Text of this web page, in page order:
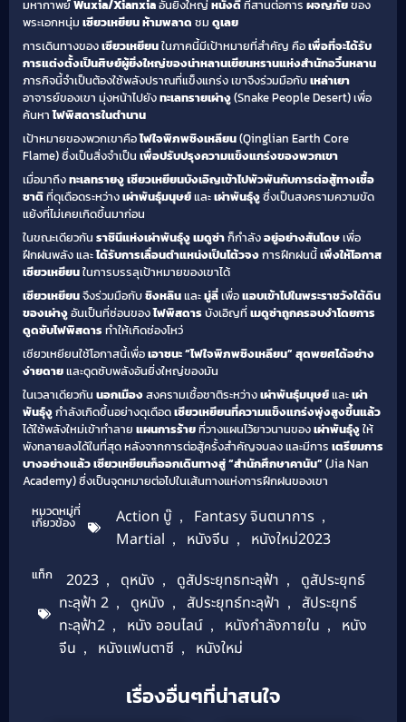
มหากาพย์Wuxia/Xianxiaอันยิ่งใหญ่หนังดีที่สานต่อการ ผจญภัยของ
พระเอกหนุ่ม เซียวเหยียนห้ามพลาด ชม ดูเลย
การเดินทางของเซียวเหยียนในภาคนี้มีเป้าหมายที่สำคัญ คือเพื่อที่จะได้รับ
การแต่งตั้งเป็นศิษย์ผู้ยิ่งใหญ่ของน่าหลานเยียนหรานแห่งสำนักอวิ๋นหลาน
ภารกิจนี้จำเป็นต้องใช้พลังปราณที่แข็งแกร่ง เขาจึงร่วมมือกับเหล่าเยา
อาจารย์ของเขา มุ่งหน้าไปยังทะเลทรายเผ่างู(Snake People Desert) เพื่อ
ค้นหาไฟพิสดารในตำนาน
เป้าหมายของพวกเขาคือไฟใจพิภพชิงเหลียน(Qinglian Earth Core
Flame) ซึ่งเป็นสิ่งจำเป็น เพื่อปรับปรุงความแข็งแกร่งของพวกเขา
เมื่อมาถึงทะเลทรายงูเซียวเหยียนบังเอิญเข้าไปพัวพันกับการต่อสู้ทางเชื้อ
ชาติที่ดุเดือดระหว่างเผ่าพันธุ์มนุษย์และเผ่าพันธุ์งูซึ่งเป็นสงครามความขัด
แย้งที่ไม่เคยเกิดขึ้นมาก่อน
ในขณะเดียวกัน ราชินีแห่งเผ่าพันธุ์งู เมดูซ่าก็กำลังอยู่อย่างสันโดษเพื่อ
ฝึกฝนพลัง และได้รับการเลื่อนตำแหน่งเป็นโต้วจงการฝึกฝนนี้เพิ่งให้โอกาส
เซียวเหยียนในการบรรลุเป้าหมายของเขาได้
เซียวเหยียนจึงร่วมมือกับชิงหลินและมู่ลี่เพื่อแอบเข้าไปในพระราชวังใต้ดิน
ของเผ่างูอันเป็นที่ซ่อนของไฟพิสดารบังเอิญที่เมดูซ่าถูกครอบงำโดยการ
ดูดซับไฟพิสดารทำให้เกิดช่องโหว่
เซียวเหยียนใช้โอกาสนี้เพื่อเอาชนะ “ไฟใจพิภพชิงเหลียน” สุดพยศได้อย่าง
ง่ายดายและดูดซับพลังอันยิ่งใหญ่ของมัน
ในเวลาเดียวกัน นอกเมืองสงครามเชื้อชาติระหว่างเผ่าพันธุ์มนุษย์และเผ่า
พันธุ์งูกำลังเกิดขึ้นอย่างดุเดือดเซียวเหยียนที่ความแข็งแกร่งพุ่งสูงขึ้นแล้ว
ได้ใช้พลังใหม่เข้าทำลาย แผนการร้ายที่วางแผนไว้ยาวนานของเผ่าพันธุ์งูให้
พังทลายลงได้ในที่สุด หลังจากการต่อสู้ครั้งสำคัญจบลง และมีการ เตรียมการ
บางอย่างแล้วเซียวเหยียนก็ออกเดินทางสู่ “สำนักศึกษาคานัน”(Jia Nan
Academy) ซึ่งเป็นจุดหมายต่อไปในเส้นทางแห่งการฝึกฝนของเขา
หมวดหมู่ที่
เกี่ยวข้อง Action บู๊ , Fantasy จินตนาการ ,
Martial , หนังจีน , หนังใหม่2023
แท็ก 2023 , ดุหนัง , ดูสัประยุทธทะลุฟ้า ,
ดูสัประยุทธ์
ทะลุฟ้า 2 , ดูหนัง , สัประยุทธ์ทะลุฟ้า ,
สัประยุทธ์
ทะลุฟ้า2 , หนัง ออนไลน์ , หนังกำลังภายใน ,
หนัง
จีน , หนังแฟนตาซี , หนังใหม่
เรื่องอื่นๆที่น่าสนใจ